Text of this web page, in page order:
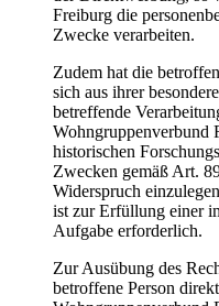
Freiburg die
Zwecke verarbeiten.
Zudem hat die
sich aus ihrer
betreffende
Wohngruppenverbund
historischen
Zwecken gemäß Art.
Widerspruch
ist zur Erfüllung einer
Aufgabe erforderlich.
Zur Ausübung des
betroffene Person